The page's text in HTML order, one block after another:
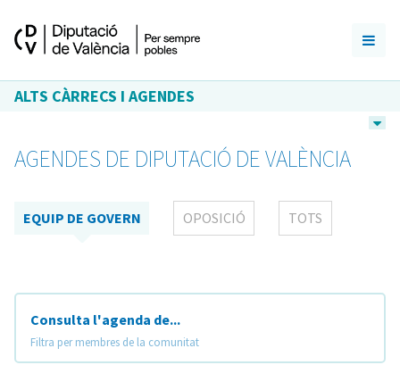
ALTS CÀRRECS I AGENDES
AGENDES DE DIPUTACIÓ DE VALÈNCIA
EQUIP DE GOVERN OPOSICIÓ TOTS
Consulta l'agenda de...
Filtra per membres de la comunitat